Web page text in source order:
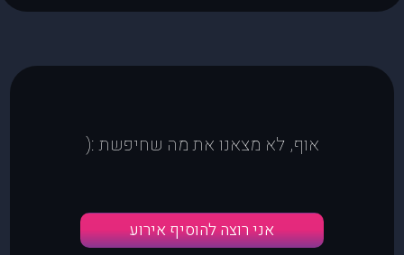
אוף, לא מצאנו את מה שחיפשת :(
אני רוצה להוסיף אירוע